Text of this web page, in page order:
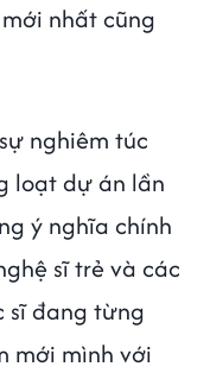
nhất cũng
nghiêm túc
loạt dự án lần
ý nghĩa chính
sĩ trẻ và các
sĩ đang từng
mới mình với